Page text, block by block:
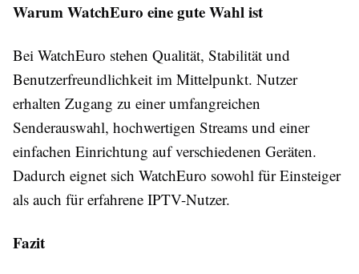
Warum WatchEuro eine gute Wahl ist
Bei WatchEuro stehen Qualität, Stabilität und
Benutzerfreundlichkeit im Mittelpunkt. Nutzer
erhalten Zugang zu einer umfangreichen
Senderauswahl, hochwertigen Streams und einer
einfachen Einrichtung auf verschiedenen Geräten.
Dadurch eignet sich WatchEuro sowohl für Einsteiger
als auch für erfahrene IPTV-Nutzer.
Fazit